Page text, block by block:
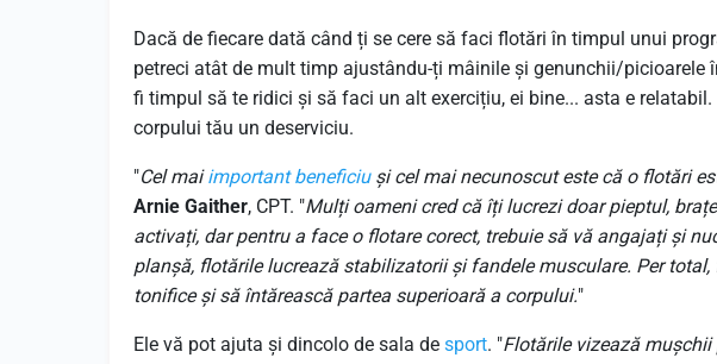
Dacă de fiecare dată când ți se cere să faci flotări în timpul unui
petreci atât de mult timp ajustându-ți mâinile și genunchii/picioarele
fi timpul să te ridici și să faci un alt exercițiu, ei bine... asta e
corpului tău un deserviciu.
"Cel maiimportant beneficiuși cel mai necunoscut este că o flotări
Arnie Gaither, CPT. "Mulți oameni cred că îți lucrezi doar pieptul,
activați, dar pentru a face o flotare corect, trebuie să vă angajați și
planșă, flotările lucrează stabilizatorii și fandele musculare. Per
tonifice și să întărească partea superioară a corpului."
Ele vă pot ajuta și dincolo de sala de sport. "Flotările vizează